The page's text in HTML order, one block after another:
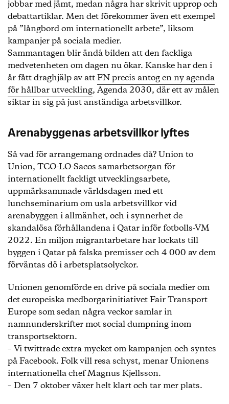
jobbar med jämt, medan några har skrivit upprop och
debattartiklar. Men det förekommer även ett exempel
på ”långbord om internationellt arbete”, liksom
kampanjer på sociala medier.
Sammantagen blir ändå bilden att den fackliga
medvetenheten om dagen nu ökar. Kanske har den i
år fått draghjälp av attFN precis antog en ny agenda
för hållbar utveckling, Agenda 2030, där ett av målen
siktar in sig på just anständiga arbetsvillkor.
Arenabyggenas arbetsvillkor lyftes
Så vad för arrangemang ordnades då? Union to
Union, TCO-LO-Sacos samarbetsorgan för
internationellt fackligt utvecklingsarbete,
uppmärksammade världsdagen med ett
lunchseminarium om usla arbetsvillkor vid
arenabyggen i allmänhet, och i synnerhet de
skandalösa förhållandena i Qatar inför fotbolls-VM
2022. En miljon migrantarbetare har lockats till
byggen i Qatar på falska premisser och 4 000 av dem
förväntas dö i arbetsplatsolyckor.
Unionen genomförde en drive på sociala medier om
det europeiska medborgarinitiativet Fair Transport
Europe som sedan några veckor samlar in
namnunderskrifter mot social dumpning inom
transportsektorn.
– Vi twittrade extra mycket om kampanjen och syntes
på Facebook. Folk vill resa schyst, menar Unionens
internationella chef Magnus Kjellsson.
– Den 7 oktober växer helt klart och tar mer plats.